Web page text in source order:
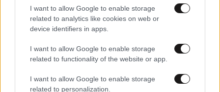
I want to allow Google to enable storage
related to analytics like cookies on web or
device identifiers in apps.
I want to allow Google to enable storage
related to functionality of the website or app.
I want to allow Google to enable storage
related to personalization.